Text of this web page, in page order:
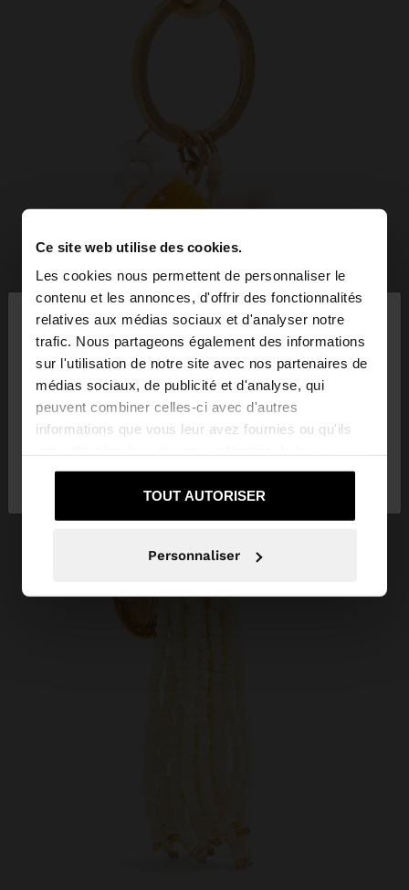
Ce site web utilise des cookies.
Les cookies nous permettent de personnaliser le
contenu et les annonces, d'offrir des fonctionnalités
relatives aux médias sociaux et d'analyser notre
trafic. Nous partageons également des informations
sur l'utilisation de notre site avec nos partenaires de
médias sociaux, de publicité et d'analyse, qui
peuvent combiner celles-ci avec d'autres
informations que vous leur avez fournies ou qu'ils
services.
TOUT AUTORISER
Personnaliser
bonjour ×
Vous accédez au site depuis Suisse. Voulez-vous
parcourir notre site au United States?